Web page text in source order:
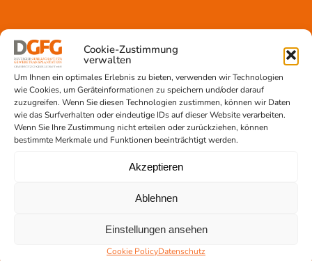
Cookie-Zustimmung
verwalten
Um Ihnen ein optimales Erlebnis zu bieten, verwenden wir Technologien
wie Cookies, um Geräteinformationen zu speichern und/oder darauf
zuzugreifen. Wenn Sie diesen Technologien zustimmen, können wir Daten
wie das Surfverhalten oder eindeutige IDs auf dieser Website verarbeiten.
Wenn Sie Ihre Zustimmung nicht erteilen oder zurückziehen, können
bestimmte Merkmale und Funktionen beeinträchtigt werden.
Akzeptieren
Ablehnen
Einstellungen ansehen
Cookie PolicyDatenschutz
Kontakt
Team Hannover
Spendestandorte
Vermittlungsstelle
Gewebetransplantation
Gewebeprozessierung
Transplantatvermittlung
Transplantat bestellen